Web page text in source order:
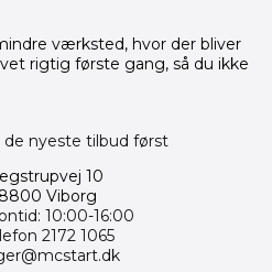
værksted, hvor der bliver
rigtig første gang, så du ikke
10
8800 Viborg
10:00-16:00
2172 1065